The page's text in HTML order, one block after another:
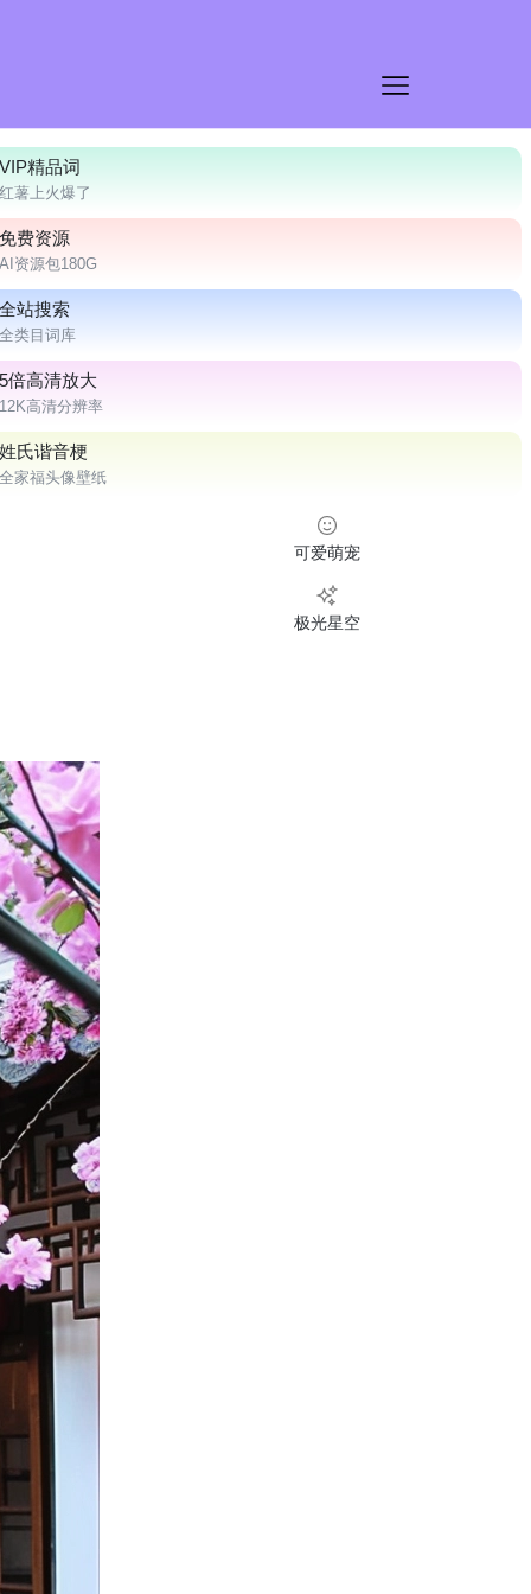
VIP精品词
红薯上火爆了
免费资源
AI资源包180G
全站搜索
全类目词库
5倍高清放大
12K高清分辨率
姓氏谐音梗
全家福头像壁纸
可爱萌宠
极光星空